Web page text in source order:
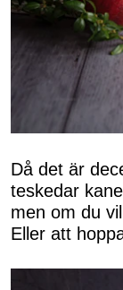
Då det är
teskedar
men om du
Eller att